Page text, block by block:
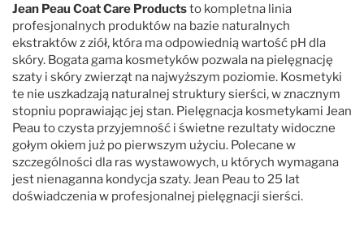
Jean Peau Coat Care Productsto kompletna linia
profesjonalnych produktów na bazie naturalnych
ekstraktów z ziół, która ma odpowiednią wartość pH dla
skóry. Bogata gama kosmetyków pozwala na pielęgnację
szaty i skóry zwierząt na najwyższym poziomie. Kosmetyki
te nie uszkadzają naturalnej struktury sierści, w znacznym
stopniu poprawiając jej stan. Pielęgnacja kosmetykami Jean
Peau to czysta przyjemność i świetne rezultaty widoczne
gołym okiem już po pierwszym użyciu. Polecane w
szczególności dla ras wystawowych, u których wymagana
jest nienaganna kondycja szaty. Jean Peau to 25 lat
doświadczenia w profesjonalnej pielęgnacji sierści.